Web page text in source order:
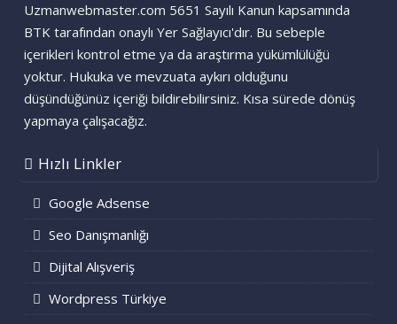
Uzmanwebmaster.com 5651 Sayılı Kanun kapsamında
BTK tarafından onaylı Yer Sağlayıcı'dır. Bu sebeple
içerikleri kontrol etme ya da araştırma yükümlülüğü
yoktur. Hukuka ve mevzuata aykırı olduğunu
düşündüğünüz içeriği bildirebilirsiniz. Kısa sürede dönüş
yapmaya çalışacağız.
Hızlı Linkler
Google Adsense
Seo Danışmanlığı
Dijital Alışveriş
Wordpress Türkiye